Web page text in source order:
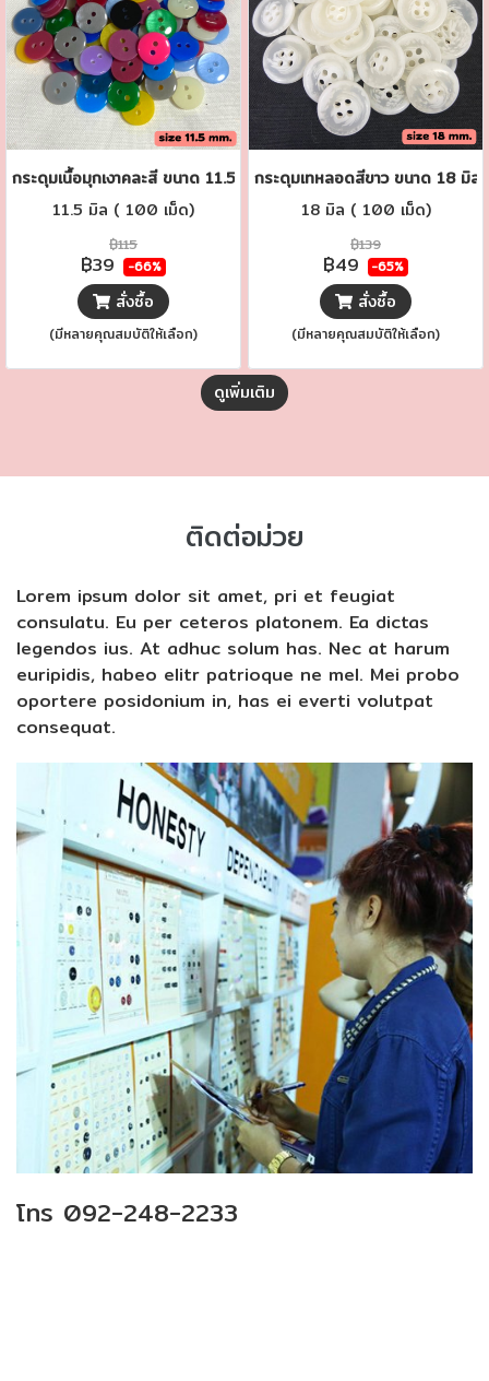
กระดุมเนื้อมุกเงาคละสี ขนาด 11.5 มิล
11.5 มิล ( 100 เม็ด)
฿115
฿39 -66%
สั่งซื้อ
(มีหลายคุณสมบัติให้เลือก)
กระดุมเทหลอดสีขาว ขนาด 18 มิล.
18 มิล ( 100 เม็ด)
฿139
฿49 -65%
สั่งซื้อ
(มีหลายคุณสมบัติให้เลือก)
ดูเพิ่มเติม
ติดต่อม่วย
Lorem ipsum dolor sit amet, pri et feugiat
consulatu. Eu per ceteros platonem. Ea dictas
legendos ius. At adhuc solum has. Nec at harum
euripidis, habeo elitr patrioque ne mel. Mei probo
oportere posidonium in, has ei everti volutpat
consequat.
โทร 092-248-2233